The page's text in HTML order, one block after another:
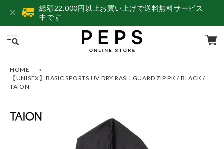
総額22,000円以上お買い上げで送料無料サービス
中です
HOME
【UNISEX】BASIC SPORTS UV DRY RASH GUARD ZIP PK / BLACK /
TAION